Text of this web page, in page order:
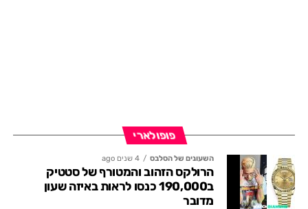
פופולארי
השעונים של הסלבס 4 שנים ago
הרולקס הזהוב והמטורף של סטטיק
ב190,000 כנסו לראות באיזה שעון
מדובר